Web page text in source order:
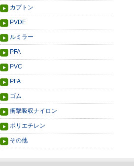
カプトン
PVDF
ルミラー
PFA
PVC
PFA
ゴム
衝撃吸収ナイロン
ポリエチレン
その他